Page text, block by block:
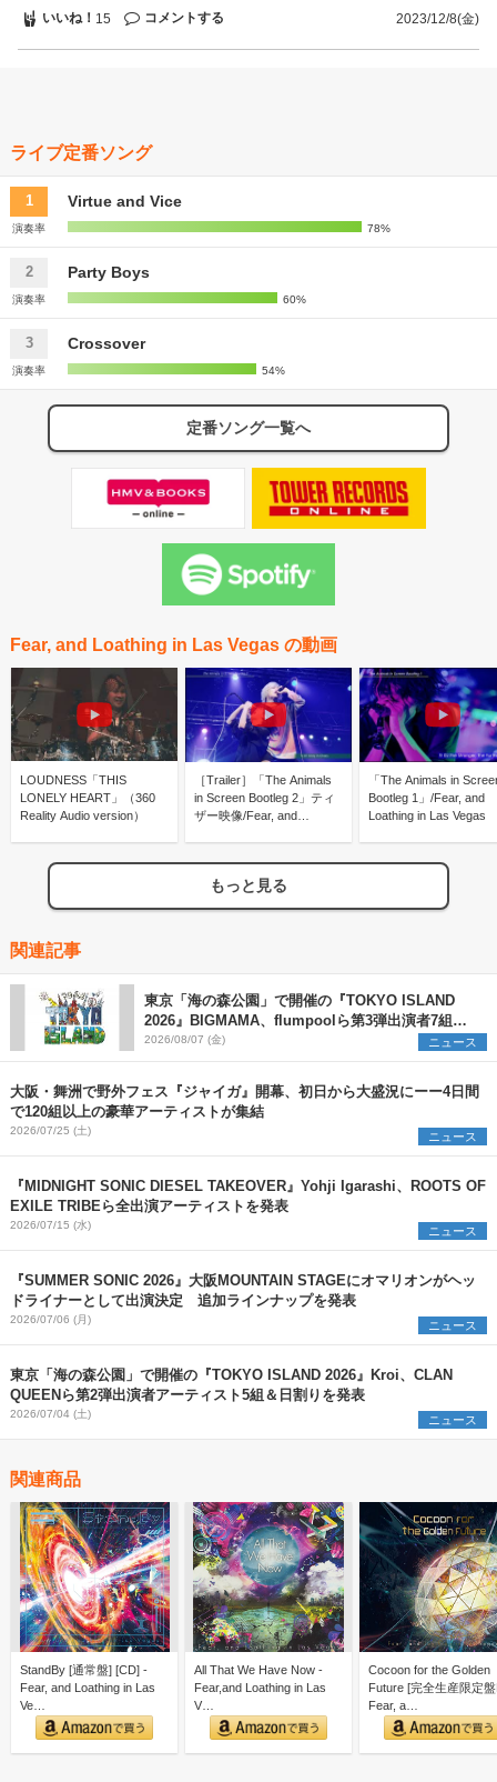
いいね！ 15 コメントする 2023/12/8(金)
ライブ定番ソング
1 Virtue and Vice
演奏率 78%
2 Party Boys
演奏率 60%
3 Crossover
演奏率 54%
定番ソング一覧へ
Fear, and Loathing in Las Vegas の動画
LOUDNESS「THIS
LONELY HEART」（360
Reality Audio version）
［Trailer］「The Animals
in Screen Bootleg 2」ティ
ザー映像/Fear, and
「The Animals in
Bootleg 1」/Fear, and
Loathing in Las Vegas
もっと見る
関連記事
東京「海の森公園」で開催の『TOKYO ISLAND
2026』BIGMAMA、flumpoolら第3弾出演者7組を
発表 ワークショップ・アート出展者を募集
2026/08/07 (金) ニュース
大阪・舞洲で野外フェス『ジャイガ』開幕、初日から大盛況にーー4日間
で120組以上の豪華アーティストが集結
2026/07/25 (土) ニュース
『MIDNIGHT SONIC DIESEL TAKEOVER』Yohji Igarashi、ROOTS OF
EXILE TRIBEら全出演アーティストを発表
2026/07/15 (水) ニュース
『SUMMER SONIC 2026』大阪MOUNTAIN STAGEにオマリオンがヘッ
ドライナーとして出演決定 追加ラインナップを発表
2026/07/06 (月) ニュース
東京「海の森公園」で開催の『TOKYO ISLAND 2026』Kroi、CLAN
QUEENら第2弾出演者アーティスト5組＆⽇割りを発表
2026/07/04 (土) ニュース
関連商品
StandBy [通常盤] [CD] -
Fear, and Loathing in Las
Ve…
All That We Have Now -
Fear,and Loathing in Las
V…
Cocoon for the Golden
Future [完全生産限定
Fear, a…